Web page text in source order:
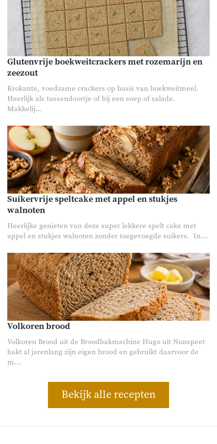
Glutenvrije boekweitcrackers met rozemarijn en
zeezout
Krokante, voedzame crackers op basis van boekweitmeel.
Heerlijk als tussendoortje of bij een soep of salade.
Makkelij...
Suikervrije speltcake met appel en stukjes
walnoten
Heerlijke genieten van deze super lekkere spelt cake met
appel en stukjes walnoten zonder toegevoegde suikers. In...
Volkoren brood
Volkoren Brood uit de Broodbakmachine Hugo uit Nunspeet
bakt al jarenlang zijn eigen brood en gebruikt daarvoor de
m...
Bekijk alle recepten